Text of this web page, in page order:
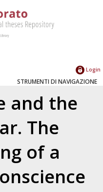
Login
STRUMENTI DI NAVIGAZIONE
and the
The
of a